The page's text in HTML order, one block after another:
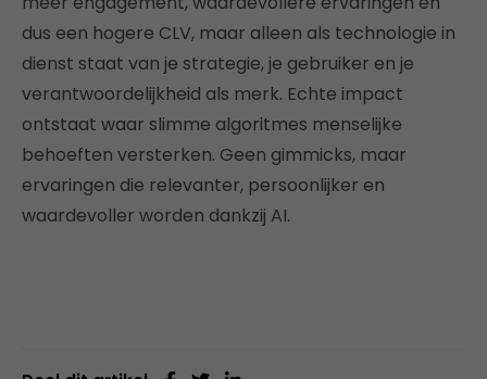
dus een hogere CLV, maar alleen als technologie in
dienst staat van je strategie, je gebruiker en je
verantwoordelijkheid als merk. Echte impact
ontstaat waar slimme algoritmes menselijke
behoeften versterken. Geen gimmicks, maar
ervaringen die relevanter, persoonlijker en
waardevoller worden dankzij AI.